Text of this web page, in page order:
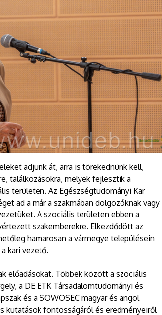
adjunk át, arra is törekednünk kell,
találkozásokra, melyek fejlesztik a
területen. Az Egészségtudományi Kar
ad a már a szakmában dolgozóknak vagy
A szociális területen ebben a
szakemberekre. Elkezdődött az
hamarosan a vármegye településein
kari vezető.
előadásokat. Többek között a szociális
a DE ETK Társadalomtudományi és
és a SOWOSEC magyar és angol
kutatások fontosságáról és eredményeiről